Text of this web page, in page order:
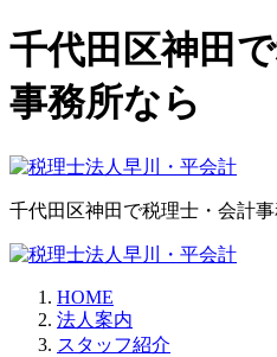
千代田区神田
事務所なら
千代田区神田で税理士・会計
HOME
法人案内
スタッフ紹介